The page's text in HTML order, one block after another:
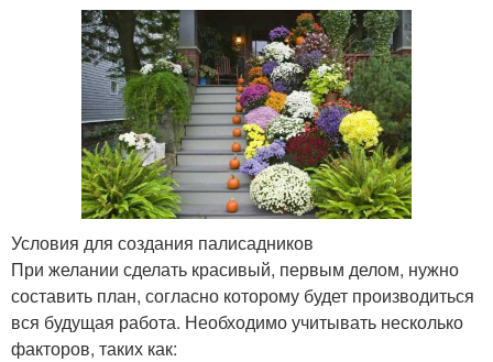
Условия для создания палисадников
При желании сделать красивый, первым делом, нужно
составить план, согласно которому будет производиться
вся будущая работа. Необходимо учитывать несколько
факторов, таких как: